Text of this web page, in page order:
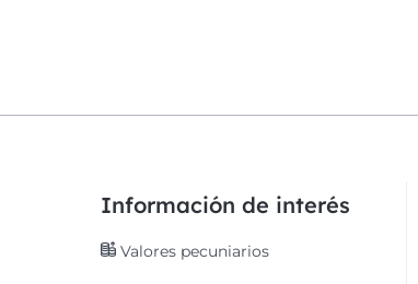
Información de interés
Valores pecuniarios